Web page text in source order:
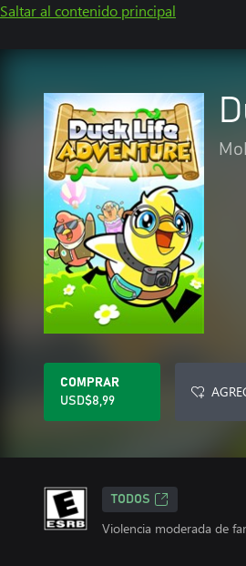
Saltar al contenido principal
COMPRAR
USD$8,99
TODOS
Violencia moderada de